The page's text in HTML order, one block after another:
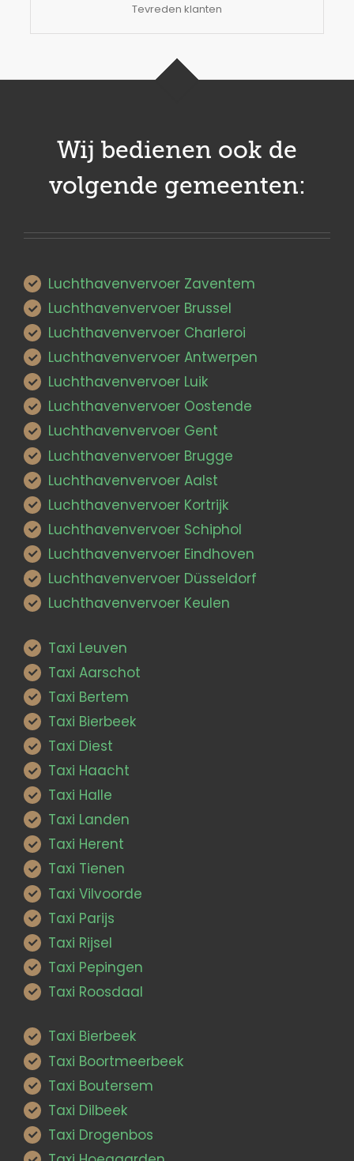
Tevreden klanten
Wij bedienen ook de
volgende gemeenten:
Luchthavenvervoer Zaventem
Luchthavenvervoer Brussel
Luchthavenvervoer Charleroi
Luchthavenvervoer Antwerpen
Luchthavenvervoer Luik
Luchthavenvervoer Oostende
Luchthavenvervoer Gent
Luchthavenvervoer Brugge
Luchthavenvervoer Aalst
Luchthavenvervoer Kortrijk
Luchthavenvervoer Schiphol
Luchthavenvervoer Eindhoven
Luchthavenvervoer Düsseldorf
Luchthavenvervoer Keulen
Taxi Leuven
Taxi Aarschot
Taxi Bertem
Taxi Bierbeek
Taxi Diest
Taxi Haacht
Taxi Halle
Taxi Landen
Taxi Herent
Taxi Tienen
Taxi Vilvoorde
Taxi Parijs
Taxi Rijsel
Taxi Pepingen
Taxi Roosdaal
Taxi Bierbeek
Taxi Boortmeerbeek
Taxi Boutersem
Taxi Dilbeek
Taxi Drogenbos